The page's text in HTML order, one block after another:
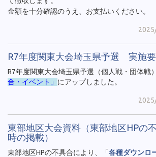
金額を十分確認のうえ、お支払いください。
R7年度関東大会埼玉県予選 実施
R7年度関東大会埼玉県予選（個人戦・団体戦
合・イベント」 にアップしました。
東部地区大会資料（東部地区HPの
時の掲載）
東部地区HPの不具合により、「各種ダウンロ